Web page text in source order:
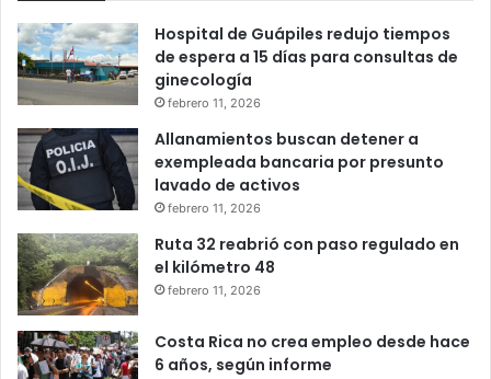
Hospital de Guápiles redujo tiempos
de espera a 15 días para consultas de
ginecología
febrero 11, 2026
Allanamientos buscan detener a
exempleada bancaria por presunto
lavado de activos
febrero 11, 2026
Ruta 32 reabrió con paso regulado en
el kilómetro 48
febrero 11, 2026
Costa Rica no crea empleo desde hace
6 años, según informe